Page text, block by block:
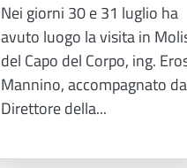
Nei giorni 30 e 31 luglio ha
avuto luogo la visita in
del Capo del Corpo, ing.
Mannino, accompagnato
Direttore della...